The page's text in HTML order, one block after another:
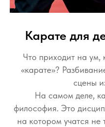
Карате для
Что приходит на ум,
«карате»?
сцены
На самом деле,
философия. Это
на котором учатся не